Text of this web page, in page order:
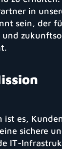
in
sein, der
und
ist es,
sichere
IT-